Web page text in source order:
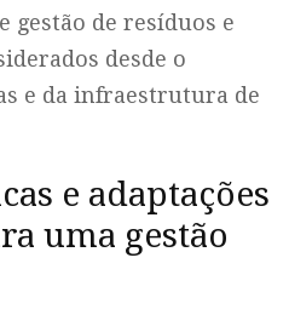
gestão de resíduos e
desde o
e da infraestrutura de
e adaptações
uma gestão